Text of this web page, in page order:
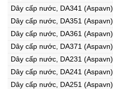
Dây cấp nước, DA341 (Aspavn)
Dây cấp nước, DA351 (Aspavn)
Dây cấp nước, DA361 (Aspavn)
Dây cấp nước, DA371 (Aspavn)
Dây cấp nước, DA231 (Aspavn)
Dây cấp nước, DA241 (Aspavn)
Dây cấp nước, DA251 (Aspavn)